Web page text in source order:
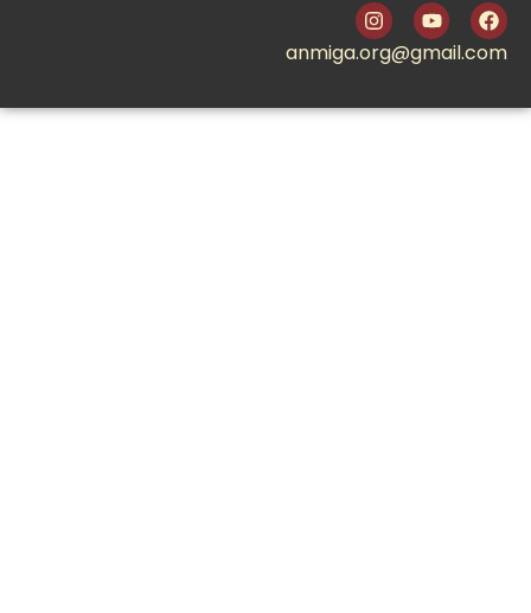
anmiga.org@gmail.com